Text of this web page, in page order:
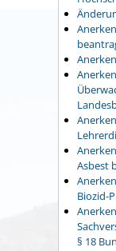
Asbest
Biozid-
§ 18